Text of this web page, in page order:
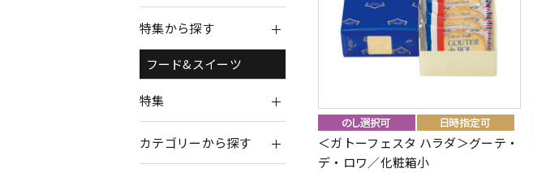
特集から探す
フード&スイーツ
特集
カテゴリーから探す
＜ガトーフェスタ ハラダ＞グーテ・
デ・ロワ／化粧箱小